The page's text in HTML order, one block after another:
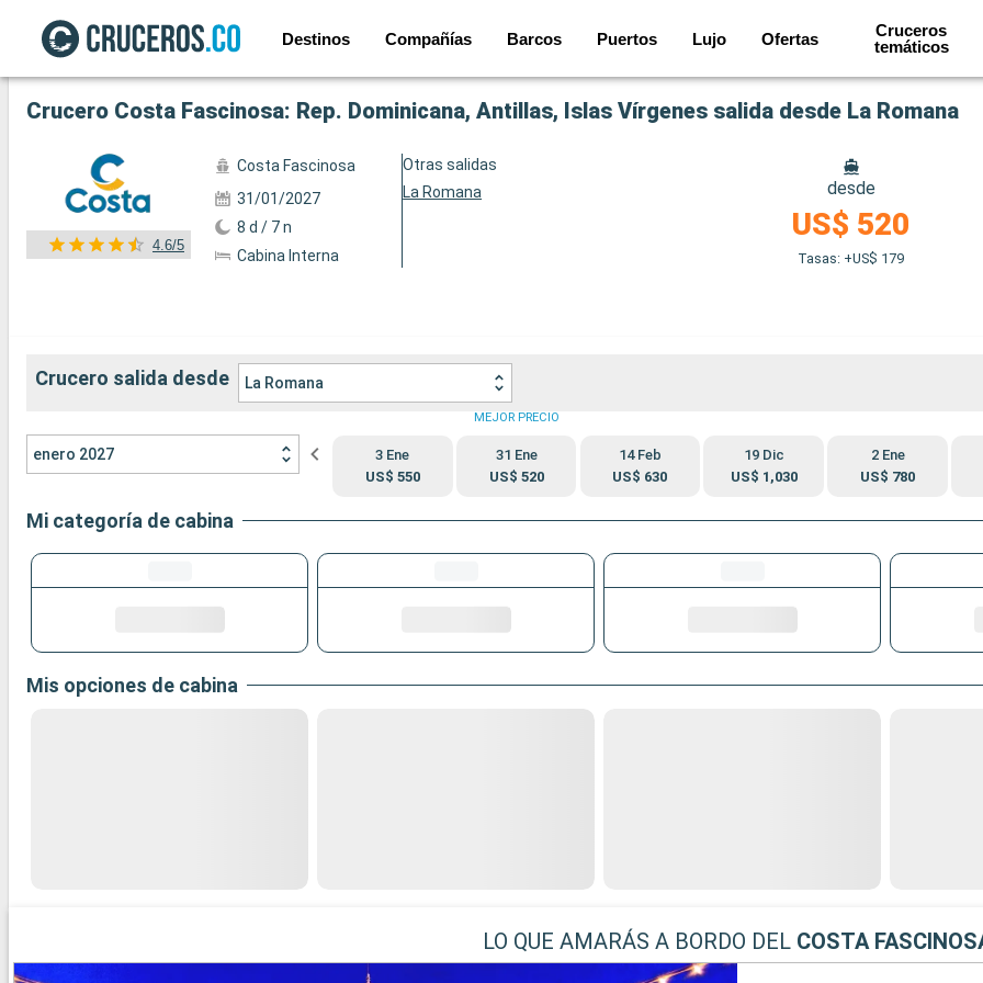
Destinos Compañías Barcos Puertos Lujo Ofertas
Cruceros
temáticos
Ver las 59 fotos siguientes
Crucero Costa Fascinosa: Rep. Dominicana, Antillas, Islas Vírgenes salida desde La Romana
4.6/5
Costa Fascinosa
31/01/2027
8 d / 7 n
Cabina Interna
Otras salidas
La Romana
desde
US$ 520
Tasas: +US$ 179
Crucero salida desde La Romana
enero 2027
3 Ene
US$ 550
MEJOR PRECIO
31 Ene
US$ 520
14 Feb
US$ 630
19 Dic
US$ 1,030
2 Ene
US$ 780
Mi categoría de cabina
Mis opciones de cabina
LO QUE AMARÁS A BORDO DEL COSTA